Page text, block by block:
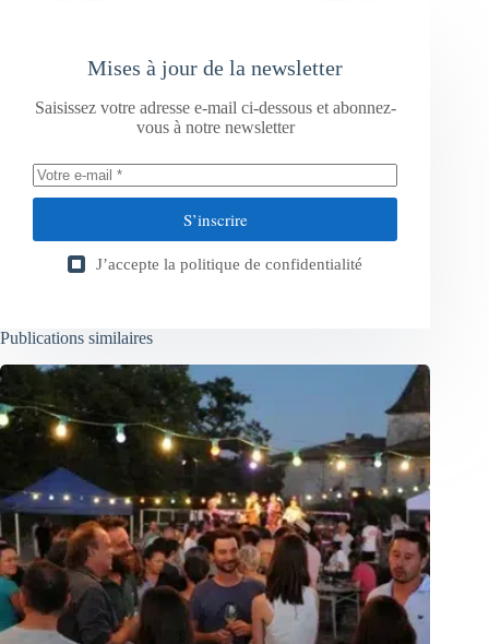
Mises à jour de la newsletter
Saisissez votre adresse e-mail ci-dessous et abonnez-
vous à notre newsletter
S’inscrire
J’accepte la politique de confidentialité
Publications similaires